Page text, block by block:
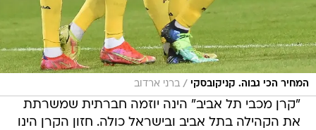
המחיר הכי גבוה. קניקובסקי / ברני ארדוב
"קרן מכבי תל אביב" הינה יוזמה חברתית שמשרתת
את הקהילה בתל אביב ובישראל כולה. חזון הקרן הינו